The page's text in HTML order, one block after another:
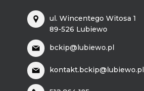
ul. Wincentego Witosa 1
89-526 Lubiewo
bckip@lubiewo.pl
kontakt.bckip@lubiewo.pl